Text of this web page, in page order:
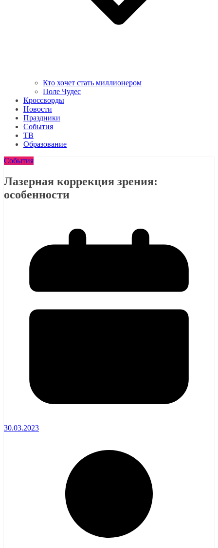
Кто хочет стать миллионером
Поле Чудес
Кроссворды
Новости
Праздники
События
ТВ
Образование
События
Лазерная коррекция зрения:
особенности
30.03.2023